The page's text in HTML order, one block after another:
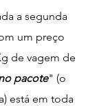
a segunda
um preço
de vagem de
pacote" (o
está em toda